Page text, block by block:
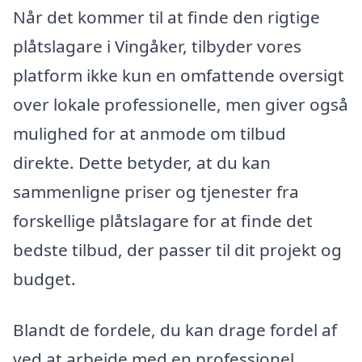
Når det kommer til at finde den rigtige
plåtslagare i Vingåker, tilbyder vores
platform ikke kun en omfattende oversigt
over lokale professionelle, men giver også
mulighed for at anmode om tilbud
direkte. Dette betyder, at du kan
sammenligne priser og tjenester fra
forskellige plåtslagare for at finde det
bedste tilbud, der passer til dit projekt og
budget.
Blandt de fordele, du kan drage fordel af